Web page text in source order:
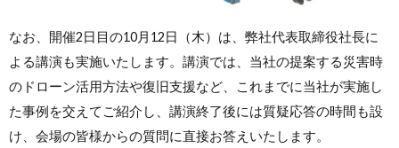
なお、開催2日目の10月12日（木）は、弊社代表取締役社長に
よる講演も実施いたします。講演では、当社の提案する災害時
のドローン活用方法や復旧支援など、これまでに当社が実施し
た事例を交えてご紹介し、講演終了後には質疑応答の時間も設
け、会場の皆様からの質問に直接お答えいたします。